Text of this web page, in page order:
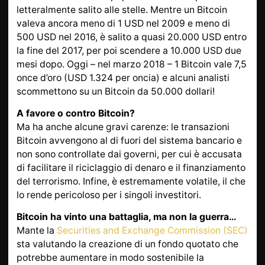
STATO
CONTATTI
JOBS
INFORMATIVA SULLA
PRIVACY
DEENFR
+41 (0)22 362 01 01 Individua
letteralmente salito alle stelle. Mentre un Bitcoin
valeva ancora meno di 1 USD nel 2009 e meno di
500 USD nel 2016, è salito a quasi 20.000 USD entro
la fine del 2017, per poi scendere a 10.000 USD due
mesi dopo. Oggi – nel marzo 2018 – 1 Bitcoin vale 7,5
once d’oro (USD 1.324 per oncia) e alcuni analisti
scommettono su un Bitcoin da 50.000 dollari!
A favore o contro Bitcoin?
Ma ha anche alcune gravi carenze: le transazioni
Bitcoin avvengono al di fuori del sistema bancario e
non sono controllate dai governi, per cui è accusata
di facilitare il riciclaggio di denaro e il finanziamento
del terrorismo. Infine, è estremamente volatile, il che
lo rende pericoloso per i singoli investitori.
Bitcoin ha vinto una battaglia, ma non la guerra…
Mante la Securities and Exchange Commission (SEC)
sta valutando la creazione di un fondo quotato che
potrebbe aumentare in modo sostenibile la